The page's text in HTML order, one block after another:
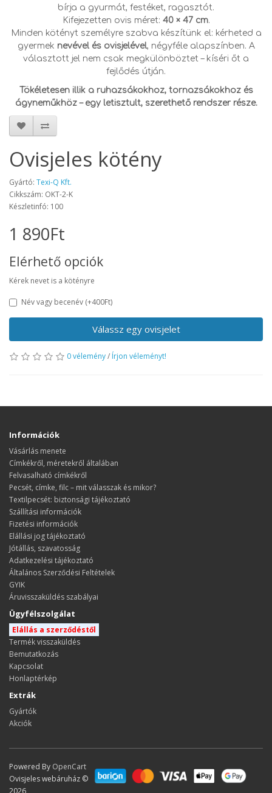
bírja a gyurmát, festéket, ragasztót.
Kifejezetten ovis méret: 40 × 47 cm.
Minden kötényt személyre szabva készítünk el: kérheted a
gyermek nevével és ovisjelével, négyféle alapszínben. A
választott jel nem csak megkülönböztet – kíséri őt a
fejlődés útján.
Tökéletesen illik a ruhazsákokhoz, tornazsákokhoz és
ágyneműkhöz – egy letisztult, szerethető rendszer része.
Ovisjeles kötény
Gyártó: Texi-Q Kft.
Cikkszám: OKT-2-K
Készletinfó: 100
1 890Ft
Elérhető opciók
Kérek nevet is a kötényre
Név vagy becenév (+400Ft)
Válassz egy ovisjelet
0 vélemény/ Írjon véleményt!
Információk
Vásárlás menete
​​​​​​​Címkékről, méretekről általában
Felvasalható címkékről
Pecsét, címke, filc – mit válasszak és mikor?
Textilpecsét: biztonsági tájékoztató
Szállítási információk
Fizetési információk
Elállási jog tájékoztató
Jótállás, szavatosság
Adatkezelési tájékoztató
Általános Szerződési Feltételek
GYIK
Áruvisszaküldés szabályai
Ügyfélszolgálat
Elállás a szerződéstől
Termék visszaküldés
Bemutatkozás
Kapcsolat
Honlaptérkép
Extrák
Gyártók
Akciók
Powered By OpenCart
Ovisjeles webáruház ©
2026